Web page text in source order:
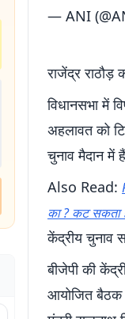
— ANI
राजेंद्र राठौड़
विधानसभा में
अहलावत को
चुनाव मैदान में
Also Read:
का ? कट सकता
केंद्रीय चुनाव
बीजेपी की
आयोजित बैठक